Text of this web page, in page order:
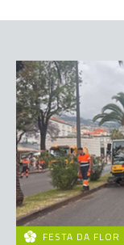
FESTA DA FLOR